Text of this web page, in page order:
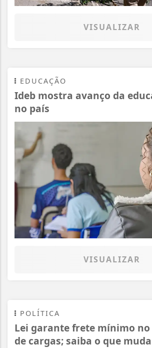
VISUALIZAR
EDUCAÇÃO
Ideb mostra avanço da
no país
VISUALIZAR
POLÍTICA
Lei garante frete mínimo
de cargas; saiba o que muda